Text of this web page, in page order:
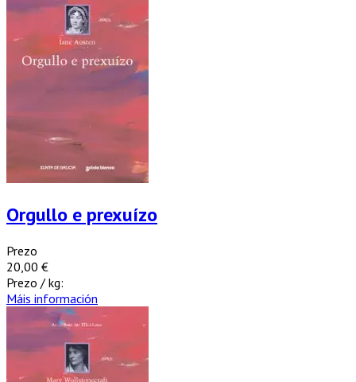
Orgullo e prexuízo
Prezo
20,00 €
Prezo / kg:
Máis información